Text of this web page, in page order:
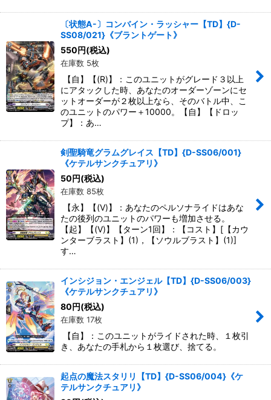
〔状態A-〕コンバイン・ラッシャー【TD】{D-
SS08/021}《ブラントゲート》
550円(税込)
在庫数 5枚
【自】【(R)】：このユニットがグレード３以上
にアタックした時、あなたのオーダーゾーンにセ
ットオーダーが２枚以上なら、そのバトル中、こ
のユニットのパワー＋10000。【自】【ドロッ
プ】：あ…
剣聖騎竜グラムグレイス【TD】{D-SS06/001}
《ケテルサンクチュアリ》
50円(税込)
在庫数 85枚
【永】【(V)】：あなたのペルソナライドはあな
たの後列のユニットのパワーも増加させる。
【起】【(V)】【ターン1回】：【コスト】[【カウ
ンターブラスト】(1)，【ソウルブラスト】(1)]
す…
インシジョン・エンジェル【TD】{D-SS06/003}
《ケテルサンクチュアリ》
80円(税込)
在庫数 17枚
【自】：このユニットがライドされた時、１枚引
き、あなたの手札から１枚選び、捨てる。
起点の魔法スタリリ【TD】{D-SS06/004}《ケ
テルサンクチュアリ》